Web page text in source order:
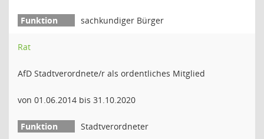
sachkundiger Bürger
Rat
AfD Stadtverordnete/r als ordentliches Mitglied
von 01.06.2014 bis 31.10.2020
Stadtverordneter